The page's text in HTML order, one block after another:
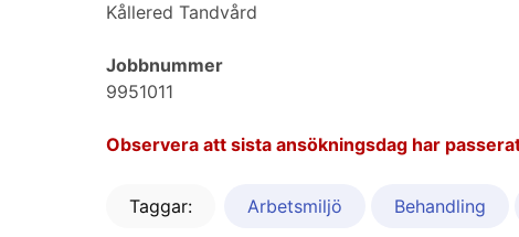
Kållered Tandvård
Jobbnummer
9951011
Observera att sista ansökningsdag har
Taggar: Arbetsmiljö Behandling